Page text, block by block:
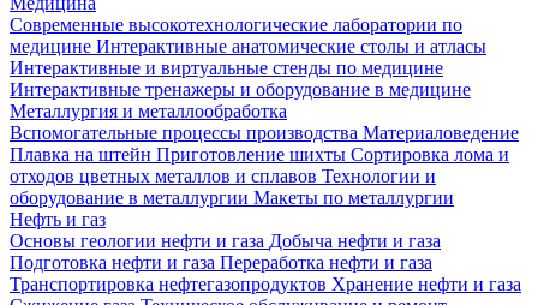
Современные высокотехнологические лаборатории по
медицине Интерактивные анатомические столы и атласы
Интерактивные и виртуальные стенды по медицине
Интерактивные тренажеры и оборудование в медицине
Металлургия и металлообработка
Вспомогательные процессы производства Материаловедение
Плавка на штейн Приготовление шихты Сортировка лома и
отходов цветных металлов и сплавов Технологии и
оборудование в металлургии Макеты по металлургии
Нефть и газ
Основы геологии нефти и газа Добыча нефти и газа
Подготовка нефти и газа Переработка нефти и газа
Транспортировка нефтегазопродуктов Хранение нефти и газа